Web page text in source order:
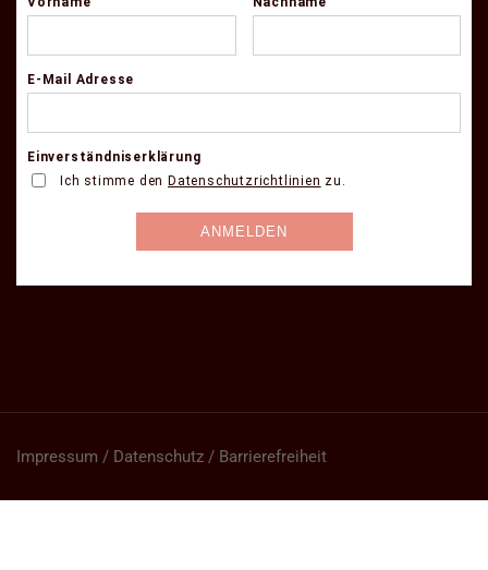
Impressum / Datenschutz / Barrierefreiheit